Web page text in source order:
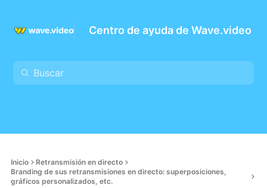
Centro de ayuda de Wave.video
Inicio
Retransmisión en directo
Branding de sus retransmisiones en directo: superposiciones,
gráficos personalizados, etc.